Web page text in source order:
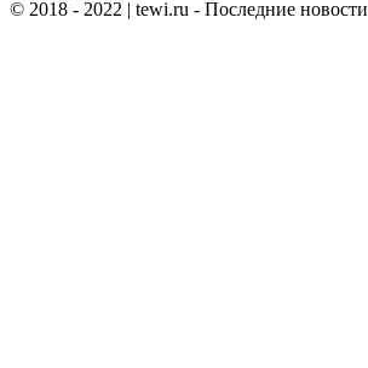
© 2018 - 2022 | tewi.ru - Последние новости